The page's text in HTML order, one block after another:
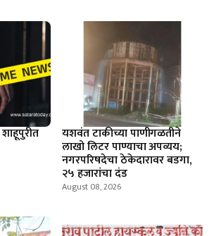
यशवंत टाकीच्या पाणीगळतीने
लाखो लिटर पाण्याचा अपव्यय;
नगरपरिषदेचा ठेकेदारावर बडगा,
२५ हजारांचा दंड
August 08, 2026